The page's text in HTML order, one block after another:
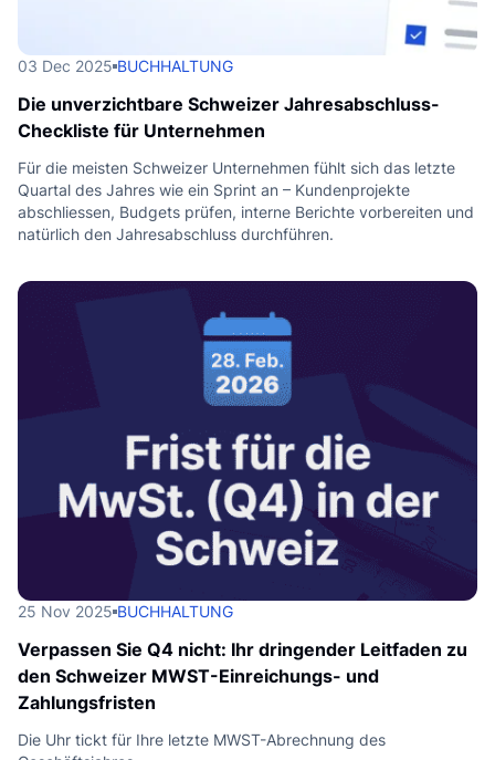
k
03 Dec 2025 BUCHHALTUNG
Die unverzichtbare Schweizer Jahresabschluss-
Checkliste für Unternehmen
Für die meisten Schweizer Unternehmen fühlt sich das letzte
Quartal des Jahres wie ein Sprint an – Kundenprojekte
abschliessen, Budgets prüfen, interne Berichte vorbereiten und
natürlich den Jahresabschluss durchführen.
25 Nov 2025 BUCHHALTUNG
Verpassen Sie Q4 nicht: Ihr dringender Leitfaden zu
den Schweizer MWST-Einreichungs- und
Zahlungsfristen
Die Uhr tickt für Ihre letzte MWST-Abrechnung des